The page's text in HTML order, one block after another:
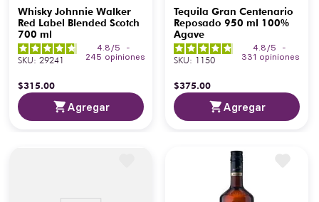
Whisky Johnnie Walker
Red Label Blended Scotch
700 ml
4.8 /5
-
245 opiniones
SKU: 29241
$315.00
Agregar
Tequila Gran Centenario
Reposado 950 ml 100%
Agave
4.8 /5
-
331 opiniones
SKU: 1150
$375.00
Agregar